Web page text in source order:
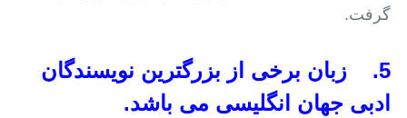
گرفت.
5. زبان برخی از بزرگترین نویسندگان
ادبی جهان انگلیسی می باشد.